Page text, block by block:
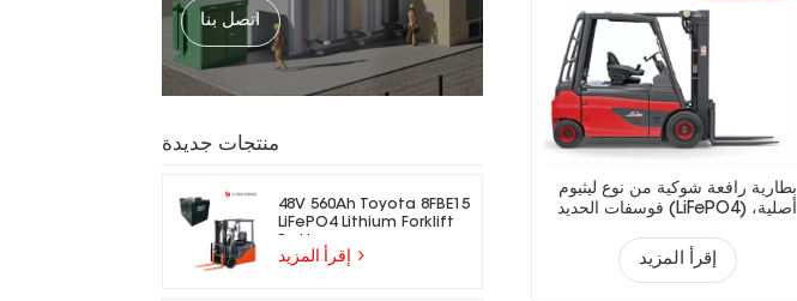
اتصل بنا
منتجات جديدة
48V 560Ah Toyota 8FBE15
LiFePO4 Lithium Forklift
بطارية رافعة شوكية من نوع ليثيوم
فوسفات الحديد (LiFePO4) أصلية،
الشوكية.
إقرأ المزيد